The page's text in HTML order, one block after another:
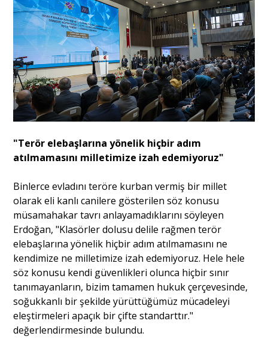
"Terör elebaşlarına yönelik hiçbir adım
atılmamasını milletimize izah edemiyoruz"
Binlerce evladını teröre kurban vermiş bir millet
olarak eli kanlı canilere gösterilen söz konusu
müsamahakar tavrı anlayamadıklarını söyleyen
Erdoğan, "Klasörler dolusu delile rağmen terör
elebaşlarına yönelik hiçbir adım atılmamasını ne
kendimize ne milletimize izah edemiyoruz. Hele hele
söz konusu kendi güvenlikleri olunca hiçbir sınır
tanımayanların, bizim tamamen hukuk çerçevesinde,
soğukkanlı bir şekilde yürüttüğümüz mücadeleyi
eleştirmeleri apaçık bir çifte standarttır."
değerlendirmesinde bulundu.